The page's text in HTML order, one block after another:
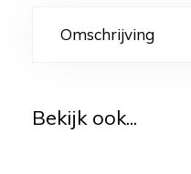
Omschrijving
Bekijk ook...